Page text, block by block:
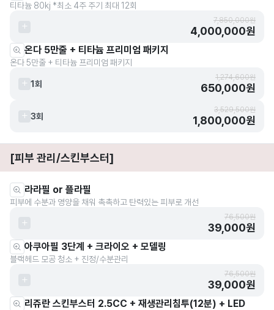
티타늄 80kj *최소 4주 주기 최대 12회
7,850,000원
4,000,000원
온다 5만줄 + 티타늄 프리미엄 패키지
온다 5만줄 + 티타늄 프리미엄 패키지
1회
1,274,600원
650,000원
3회
3,529,500원
1,800,000원
[피부 관리/스킨부스터]
라라필 or 플라필
피부에 수분과 영양을 채워 촉촉하고 탄력있는 피부로 개선
76,500원
39,000원
아쿠아필 3단계 + 크라이오 + 모델링
블랙헤드 모공 청소 + 진정/수분관리
76,500원
39,000원
리쥬란 스킨부스터 2.5CC + 재생관리침투(12분) + LED